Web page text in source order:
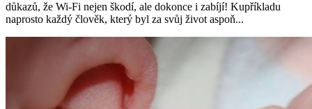
důkazů, že Wi-Fi nejen škodí, ale dokonce i zabíjí! Kupříkladu
naprosto každý člověk, který byl za svůj život aspoň...